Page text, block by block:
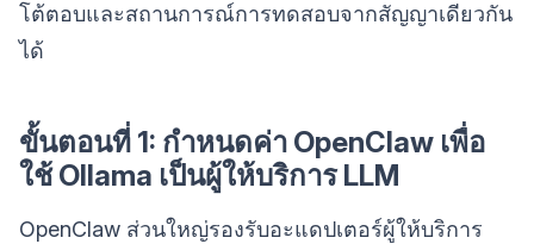
โต้ตอบและสถานการณ์การทดสอบจากสัญญาเดียวกัน
ได้
ขั้นตอนที่ 1: กำหนดค่า OpenClaw เพื่อ
ใช้ Ollama เป็นผู้ให้บริการ LLM
OpenClaw ส่วนใหญ่รองรับอะแดปเตอร์ผู้ให้บริการ